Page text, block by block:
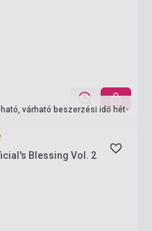
várható beszerzési idő hét-
Blessing Vol. 2